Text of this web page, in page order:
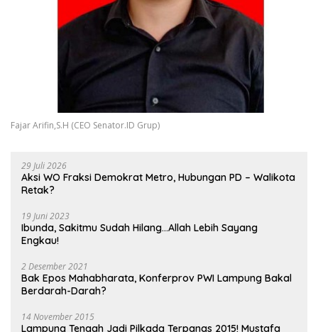
Fajar Arifin,S.H (CEO Senator.ID Grup)
29 Juli 2026
Aksi WO Fraksi Demokrat Metro, Hubungan PD – Walikota
Retak?
19 Juni 2023
Ibunda, Sakitmu Sudah Hilang…Allah Lebih Sayang
Engkau!
2 Desember 2021
Bak Epos Mahabharata, Konferprov PWI Lampung Bakal
Berdarah-Darah?
14 November 2015
Lampung Tengah Jadi Pilkada Terpanas 2015! Mustafa